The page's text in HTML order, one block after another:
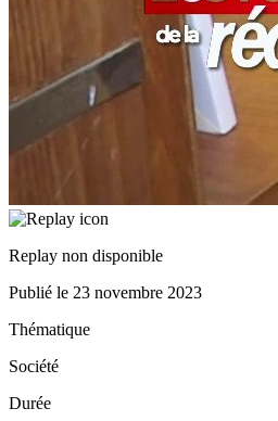
Replay non disponible
Publié le 23 novembre 2023
Thématique
Société
Durée